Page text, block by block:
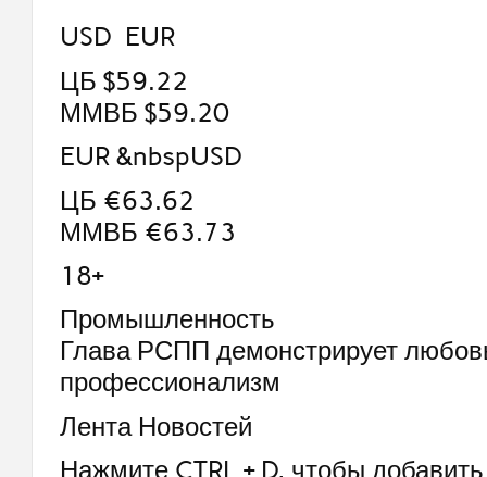
USD EUR
ЦБ $59.22
ММВБ $59.20
EUR &nbspUSD
ЦБ €63.62
ММВБ €63.73
18+
Промышленность
Глава РСПП демонстрирует
профессионализм
Лента Новостей
Нажмите CTRL + D, чтобы добавить